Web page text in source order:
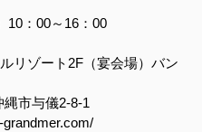
：00～16：00
ゾート2F（宴会場）バン
与儀2-8-1